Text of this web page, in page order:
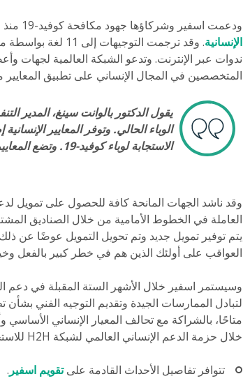
ودعمت اسفير وشركاؤها جهود مكافحة كوفيد-19 منذ البداية من خلال إنتاج ونشر
الإنسانية
. وقد ترجمت
ندوات عبر الإنترنت. وتدعو الشبكة العالمية لجهات
المتخصصين في المجال الإنساني على تطبيق
يقول الدكتور بالوانت سينغ، المدير
الوباء الحالي. وتوفر المعايير
الاستجابة لوباء كوفيد-19. وتضع المعايير كرامة الأشخاص المتضررين ورفاهيتهم في صميم أي استجابة”.
وقد ناشد الجهات المانحة كافة للحصول على تمويل
العاملة في الخطوط الأمامية من خلال الصناديق
العواقب على أولئك الذين هم في خطر كبير بالفعل
وسيستمر اسفير خلال الأشهر الستة المقبلة في دعم
متاحًا، بالشراكة مع تحالف المعيار الإنساني الأساسي
خلال حزمة الدعم الإنساني العالمي لشبكة H2H للاستجابة لكوفيد-19.
تتوافر تفاصيل الأحداث القادمة علىتقويم اسفير .